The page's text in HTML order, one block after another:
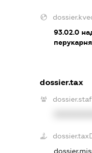
93.02.0
dossier.tax